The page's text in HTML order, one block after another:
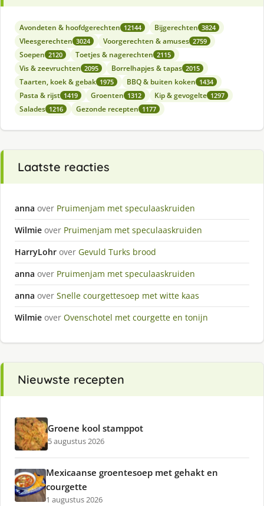
Avondeten & hoofdgerechten 12144 Bijgerechten 3824
Vleesgerechten 3024 Voorgerechten & amuses 2759
Soepen 2120 Toetjes & nagerechten 2115
Vis & zeevruchten 2095 Borrelhapjes & tapas 2015
Taarten, koek & gebak 1975 BBQ & buiten koken 1434
Pasta & rijst 1419 Groenten 1312 Kip & gevogelte 1297
Salades 1216 Gezonde recepten 1177
Laatste reacties
anna over Pruimenjam met speculaaskruiden
Wilmie over Pruimenjam met speculaaskruiden
HarryLohr over Gevuld Turks brood
anna over Pruimenjam met speculaaskruiden
anna over Snelle courgettesoep met witte kaas
Wilmie over Ovenschotel met courgette en tonijn
Nieuwste recepten
Groene kool stamppot
5 augustus 2026
Mexicaanse groentesoep met gehakt en
courgette
1 augustus 2026